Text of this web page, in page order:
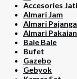
Accesories Jati
Almari Jam
Almari
Almari Pakaian
Bale Bale
Bufet
Gazebo
Gebyok